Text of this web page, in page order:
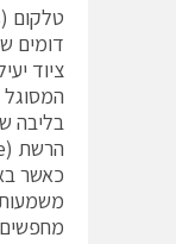
דומים
ציוד
הרשת (Edge).
כאשר